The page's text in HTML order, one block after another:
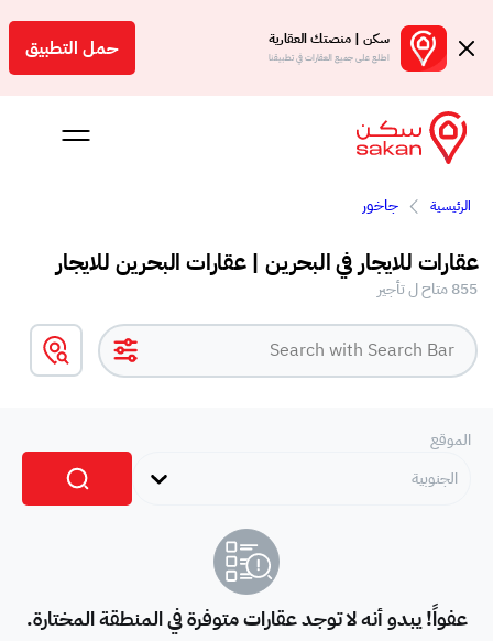
سكن | منصتك العقارية
اطلع على جميع العقارات في تطبيقنا حمل التطبيق
بالعمولة
الرئيسية جاخور
عقارات للايجار في البحرين | عقارات البحرين للايجار
855 متاح ل تأجير
الموقع
الجنوبية
عفواً! يبدو أنه لا توجد عقارات متوفرة في المنطقة المختارة.